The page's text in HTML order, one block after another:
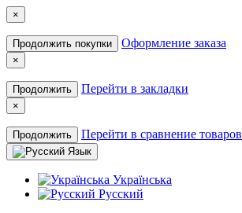
×
Продолжить покупки Оформление заказа
×
Продолжить Перейти в закладки
×
Продолжить Перейти в сравнение товаров
Язык
Українська
Русский